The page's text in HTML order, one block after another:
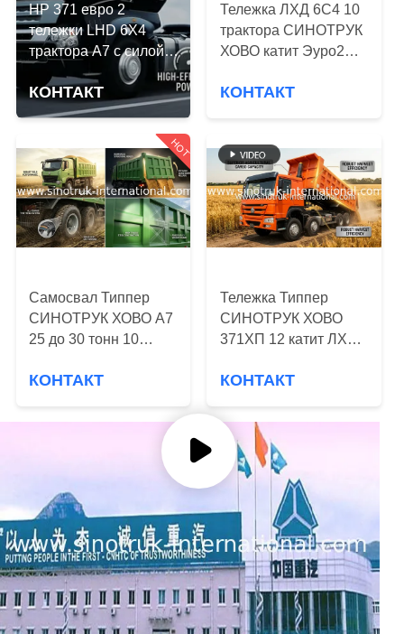
КОНТРОЛЬ
КАЧЕСТВА
СВЯЖИТЕСЬ
НАМИ
ЗАПРОСИТЕ
ЦИТАТУ
КАРТА
САЙТА
КОНФИДЕНЦИАЛЬНОСТИ
HP 371 евро 2
тележки LHD 6X4
трактора A7 с силой
гидровлическому
управлению рулем
КОНТАКТ
Тележка ЛХД 6С4 10
трактора СИНОТРУК
ХОВО катит Эуро2
ЗЗ4257С3241В
КОНТАКТ
HOT
Самосвал Типпер
СИНОТРУК ХОВО А7
25 до 30 тонн 10
минировать
КОНТАКТ
Тележка Типпер
СИНОТРУК ХОВО
371ХП 12 катит ЛХД
ЗЗ3317Н3567В
КОНТАКТ